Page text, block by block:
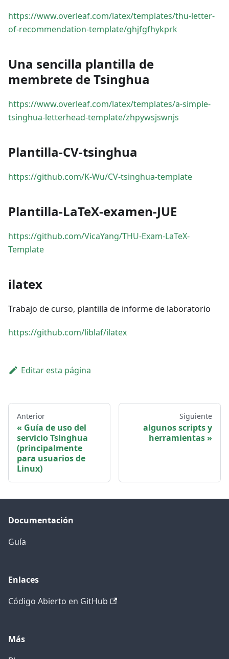
https://www.overleaf.com/latex/templates/thu-letter-
of-recommendation-template/ghjfgfhykprk
Una sencilla plantilla de
membrete de Tsinghua
https://www.overleaf.com/latex/templates/a-simple-
tsinghua-letterhead-template/zhpywsjswnjs
Plantilla-CV-tsinghua
https://github.com/K-Wu/CV-tsinghua-template
Plantilla-LaTeX-examen-JUE
https://github.com/VicaYang/THU-Exam-LaTeX-
Template
ilatex
Trabajo de curso, plantilla de informe de laboratorio
https://github.com/liblaf/ilatex
Editar esta página
Anterior
Guía de uso del
servicio Tsinghua
(principalmente
para usuarios de
Linux)
Siguiente
algunos scripts y
herramientas
Documentación
Guía
Enlaces
Código Abierto en GitHub
Más